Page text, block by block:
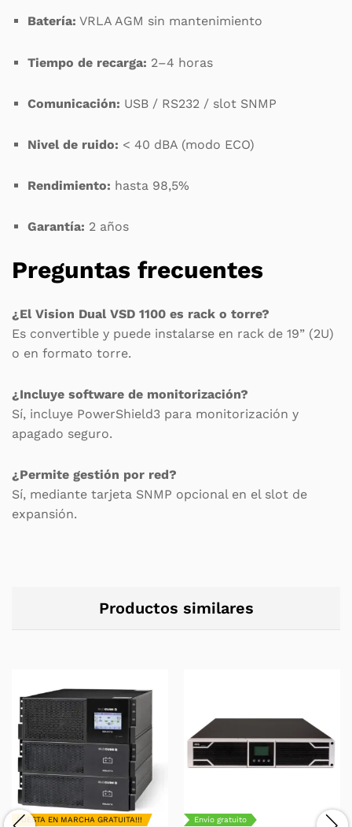
Batería: VRLA AGM sin mantenimiento
Tiempo de recarga: 2–4 horas
Comunicación: USB / RS232 / slot SNMP
Nivel de ruido: < 40 dBA (modo ECO)
Rendimiento: hasta 98,5%
Garantía: 2 años
Preguntas frecuentes
¿El Vision Dual VSD 1100 es rack o torre?
Es convertible y puede instalarse en rack de 19” (2U)
o en formato torre.
¿Incluye software de monitorización?
Sí, incluye PowerShield3 para monitorización y
apagado seguro.
¿Permite gestión por red?
Sí, mediante tarjeta SNMP opcional en el slot de
expansión.
Productos similares
PUESTA EN MARCHA GRATUITA!!! Envío gratuito